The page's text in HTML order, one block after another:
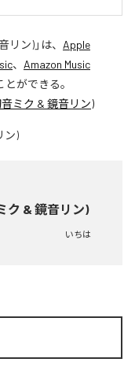
リン)」は、 Apple
、 Amazon Music
ができる。
ミク & 鏡音リン)
ク & 鏡音リン)
いちは